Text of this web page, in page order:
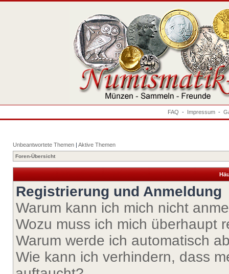
FAQ - Impressum -
Unbeantwortete Themen | Aktive Themen
Foren-Übersicht
Registrierung und Anmeldung
Warum kann ich mich nicht
Wozu muss ich mich überhaupt
Warum werde ich automatisch
Wie kann ich verhindern, dass